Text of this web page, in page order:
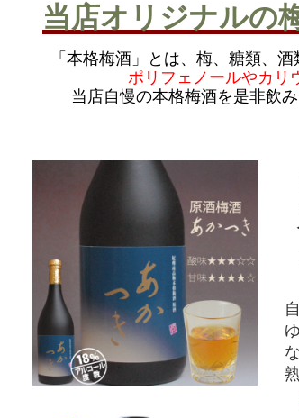
当店オリジナルの
「本格梅酒」とは、梅、糖類、酒
ポリフェノールやカリ
当店自慢の本格梅酒を是非飲
自
ゆ
な
熟